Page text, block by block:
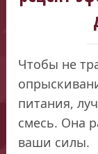
Чтобы не
питания,
смесь. Она
ваши силы.